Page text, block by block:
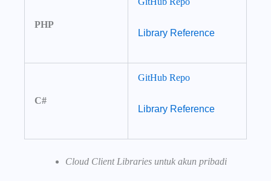
PHP
Library Reference
C#
GitHub Repo
Library Reference
Cloud Client Libraries untuk akun pribadi